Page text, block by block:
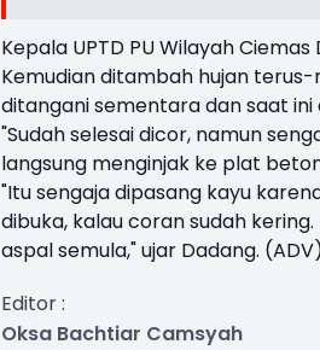
Kepala UPTD PU Wilayah
Kemudian ditambah hujan
ditangani sementara dan saat
"Sudah selesai dicor, namun
langsung menginjak ke plat
"Itu sengaja dipasang kayu
dibuka, kalau coran sudah
aspal semula," ujar Dadang.
Editor :
Oksa Bachtiar Camsyah